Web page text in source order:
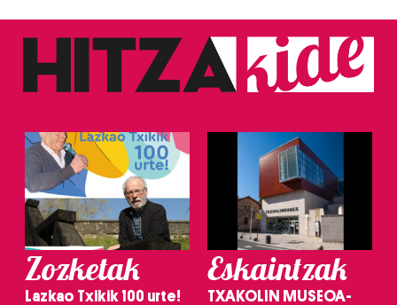
Zozketak
Lazkao Txikik 100 urte!
Eskaintzak
TXAKOLIN MUSEOA-